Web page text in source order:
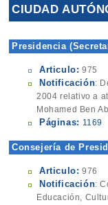
CIUDAD
Presidencia
Articulo: 975
Notificación:
2004 relativo a
Mohamed Ben
Páginas: 1169
Consejería de
Articulo: 976
Notificación:
Educación,